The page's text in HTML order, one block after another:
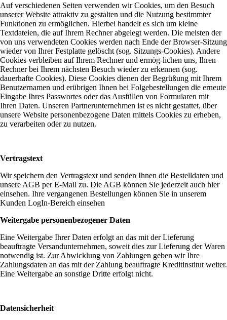
Auf verschiedenen Seiten verwenden wir Cookies, um den Besuch
unserer Website attraktiv zu gestalten und die Nutzung bestimmter
Funktionen zu ermöglichen. Hierbei handelt es sich um kleine
Textdateien, die auf Ihrem Rechner abgelegt werden. Die meisten der
von uns verwendeten Cookies werden nach Ende der Browser-Sitzung
wieder von Ihrer Festplatte gelöscht (sog. Sitzungs-Cookies). Andere
Cookies verbleiben auf Ihrem Rechner und ermög-lichen uns, Ihren
Rechner bei Ihrem nächsten Besuch wieder zu erkennen (sog.
dauerhafte Cookies). Diese Cookies dienen der Begrüßung mit Ihrem
Benutzernamen und erübrigen Ihnen bei Folgebestellungen die erneute
Eingabe Ihres Passwortes oder das Ausfüllen von Formularen mit
Ihren Daten. Unseren Partnerunternehmen ist es nicht gestattet, über
unsere Website personenbezogene Daten mittels Cookies zu erheben,
zu verarbeiten oder zu nutzen.
Vertragstext
Wir speichern den Vertragstext und senden Ihnen die Bestelldaten und
unsere AGB per E-Mail zu. Die AGB können Sie jederzeit auch hier
einsehen. Ihre vergangenen Bestellungen können Sie in unserem
Kunden LogIn-Bereich einsehen
Weitergabe personenbezogener Daten
Eine Weitergabe Ihrer Daten erfolgt an das mit der Lieferung
beauftragte Versandunternehmen, soweit dies zur Lieferung der Waren
notwendig ist. Zur Abwicklung von Zahlungen geben wir Ihre
Zahlungsdaten an das mit der Zahlung beauftragte Kreditinstitut weiter.
Eine Weitergabe an sonstige Dritte erfolgt nicht.
Datensicherheit